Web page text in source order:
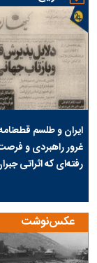
غرور راهبردی و
رفته‌ای که اثراتی
عکس‌نوشت